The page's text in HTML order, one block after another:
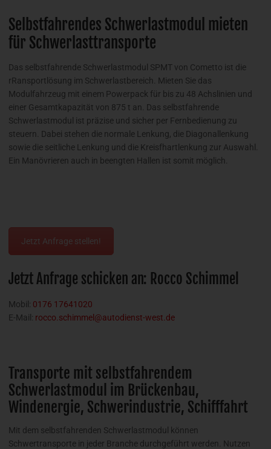
Selbstfahrendes Schwerlastmodul mieten
für Schwerlasttransporte
Das selbstfahrende Schwerlastmodul SPMT von Cometto ist die
rRansportlösung im Schwerlastbereich. Mieten Sie das
Modulfahrzeug mit einem Powerpack für bis zu 48 Achslinien und
einer Gesamtkapazität von 875 t an. Das selbstfahrende
Schwerlastmodul ist präzise und sicher per Fernbedienung zu
steuern. Dabei stehen die normale Lenkung, die Diagonallenkung
sowie die seitliche Lenkung und die Kreisfhartlenkung zur Auswahl.
Ein Manövrieren auch in beengten Hallen ist somit möglich.
Jetzt Anfrage stellen!
Jetzt Anfrage schicken an: Rocco Schimmel
Mobil: 0176 17641020
E-Mail: rocco.schimmel@autodienst-west.de
Transporte mit selbstfahrendem
Schwerlastmodul im Brückenbau,
Windenergie, Schwerindustrie, Schifffahrt
Mit dem selbstfahrenden Schwerlastmodul können
Schwertransporte in jeder Branche durchgeführt werden. Nutzen